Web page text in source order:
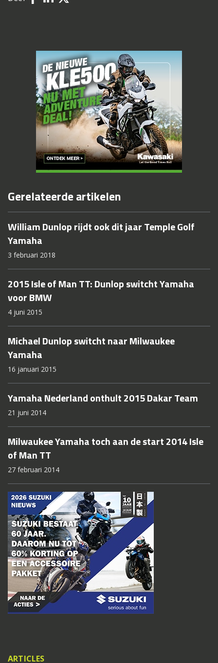
Gerelateerde artikelen
William Dunlop rijdt ook dit jaar Temple Golf
Yamaha
3 februari 2018
2015 Isle of Man TT: Dunlop switcht Yamaha
voor BMW
4 juni 2015
Michael Dunlop switcht naar Milwaukee
Yamaha
16 januari 2015
Yamaha Nederland onthult 2015 Dakar Team
21 juni 2014
Milwaukee Yamaha toch aan de start 2014 Isle
of Man TT
27 februari 2014
ARTICLES